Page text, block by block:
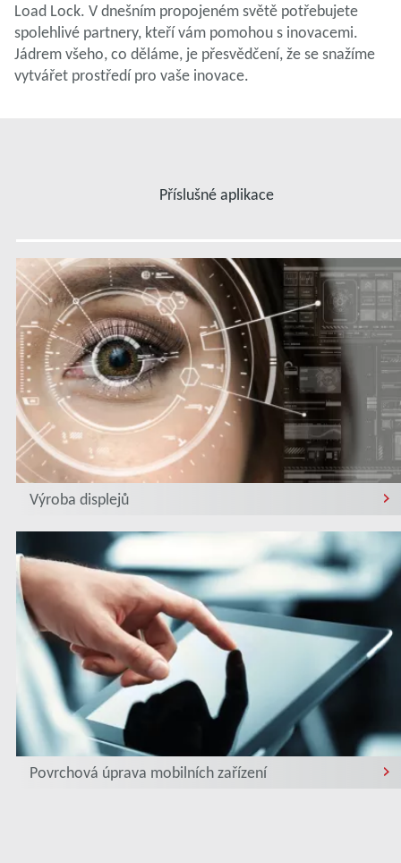
Load Lock. V dnešním propojeném světě potřebujete
spolehlivé partnery, kteří vám pomohou s inovacemi.
Jádrem všeho, co děláme, je přesvědčení, že se snažíme
vytvářet prostředí pro vaše inovace.
Příslušné aplikace
Výroba displejů
Povrchová úprava mobilních zařízení